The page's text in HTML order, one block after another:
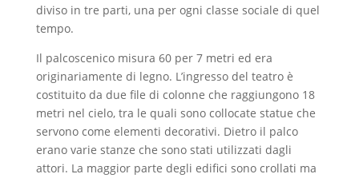
diviso in tre parti, una per ogni classe sociale di quel
tempo.
Il palcoscenico misura 60 per 7 metri ed era
originariamente di legno. L’ingresso del teatro è
costituito da due file di colonne che raggiungono 18
metri nel cielo, tra le quali sono collocate statue che
servono come elementi decorativi. Dietro il palco
erano varie stanze che sono stati utilizzati dagli
attori. La maggior parte degli edifici sono crollati ma